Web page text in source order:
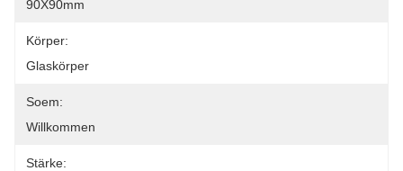
90X90mm
Körper:
Glaskörper
Soem:
Willkommen
Stärke: